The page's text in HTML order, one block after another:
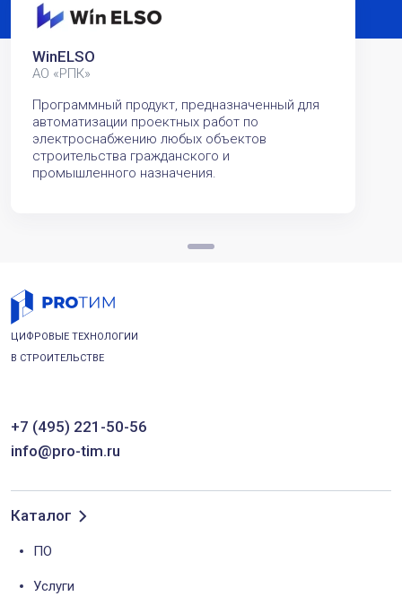
WinELSO
АО «РПК»
Программный продукт, предназначенный для
автоматизации проектных работ по
электроснабжению любых объектов
строительства гражданского и
промышленного назначения.
ЦИФРОВЫЕ ТЕХНОЛОГИИ
В СТРОИТЕЛЬСТВЕ
+7 (495) 221-50-56
info@pro-tim.ru
Каталог
ПО
Услуги